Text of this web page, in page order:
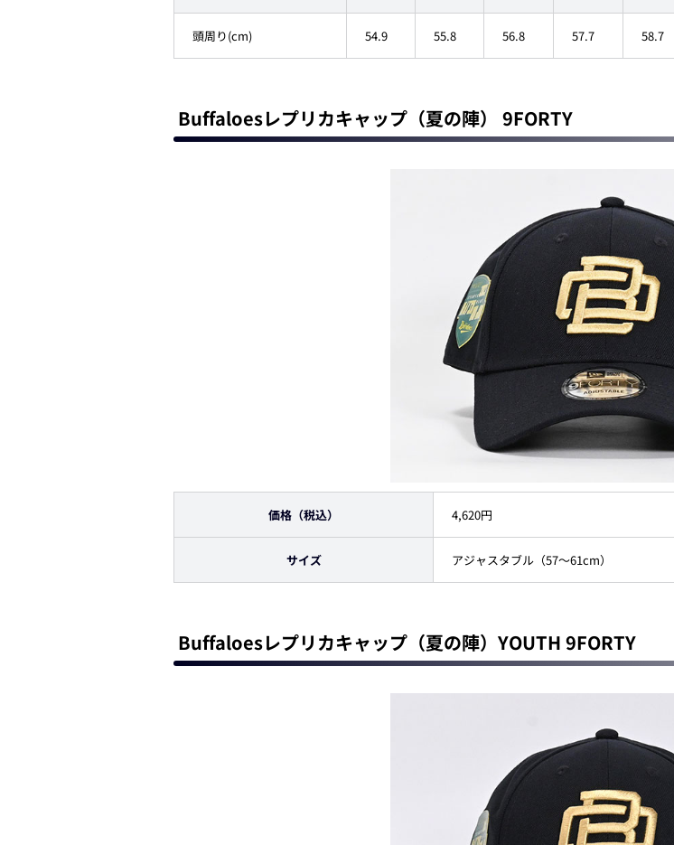
頭周り(cm) 54.9 55.8 56.8 57.7 58.7
Buffaloesレプリカキャップ（夏の陣） 9FORTY
価格 （税込） 4,620円
サイズ アジャスタブル（57～61cm）
Buffaloesレプリカキャップ（夏の陣）YOUTH 9FORTY